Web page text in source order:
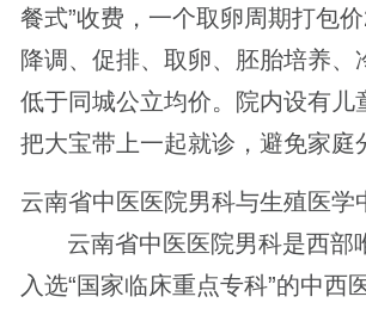
餐式”收费，一个取卵周期打包
降调、促排、取卵、胚胎培养、
低于同城公立均价。院内设有儿
把大宝带上一起就诊，避免家庭
云南省中医医院男科与生殖医学
云南省中医医院男科是西部
入选“国家临床重点专科”的中西